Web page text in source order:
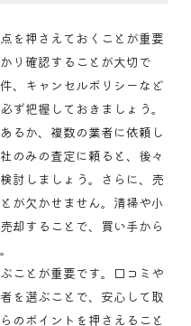
を押さえておくことが重要
り確認することが大切で
、キャンセルポリシーなど
ず把握しておきましょう。
るか、複数の業者に依頼し
のみの査定に頼ると、後々
討しましょう。さらに、売
が欠かせません。清掃や小
却することで、買い手から
ことが重要です。口コミや
を選ぶことで、安心して取
のポイントを押さえること